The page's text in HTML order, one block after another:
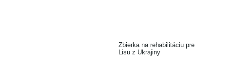
Zbierka na rehabilitáciu pre
Lisu z Ukrajiny